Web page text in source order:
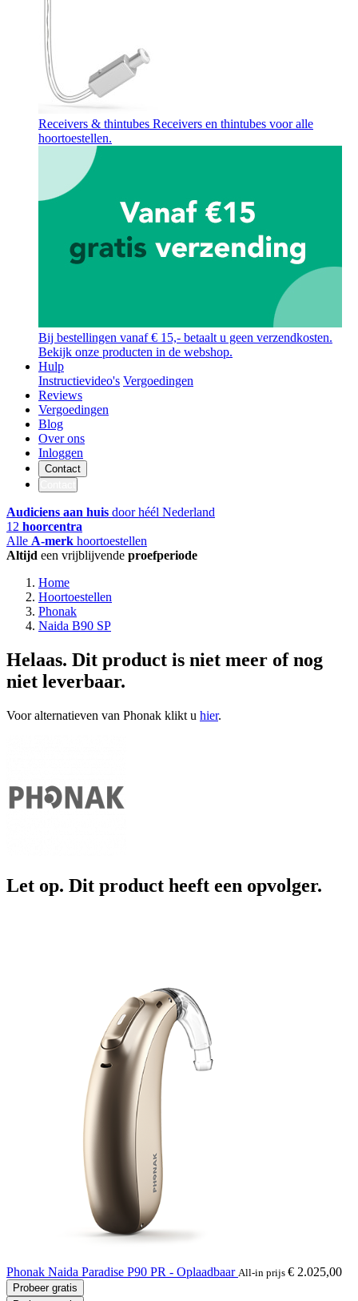
Receivers & thintubes Receivers en thintubes voor alle
hoortoestellen.
Bij bestellingen vanaf € 15,- betaalt u geen verzendkosten.
Bekijk onze producten in de webshop.
Hulp
Instructievideo's Vergoedingen
Reviews
Vergoedingen
Blog
Over ons
Inloggen
Contact
Audiciens aan huis door héél Nederland
12 hoorcentra
Alle A-merk hoortoestellen
Altijd een vrijblijvende proefperiode
Home
Hoortoestellen
Phonak
Naida B90 SP
Helaas. Dit product is niet meer of nog
niet leverbaar.
Voor alternatieven van Phonak klikt u hier.
Let op. Dit product heeft een opvolger.
Phonak Naida Paradise P90 PR - Oplaadbaar All-in prijs € 2.025,00
Probeer gratis